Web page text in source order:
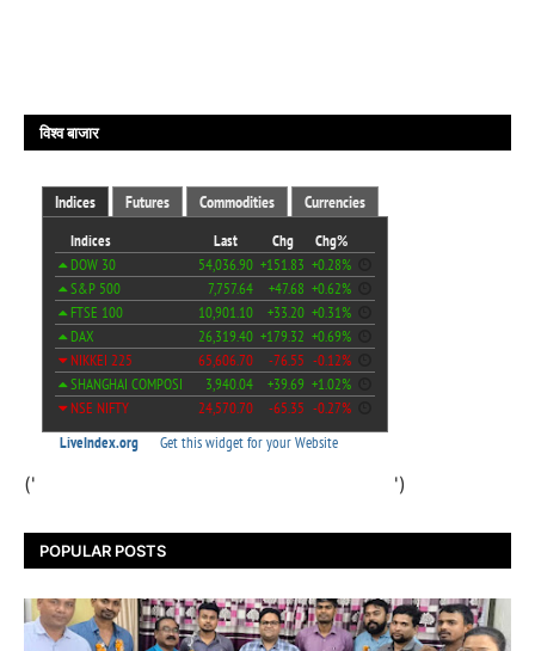
विश्व बाजार
(' ')
POPULAR POSTS